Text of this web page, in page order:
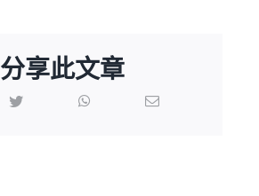
分享此文章